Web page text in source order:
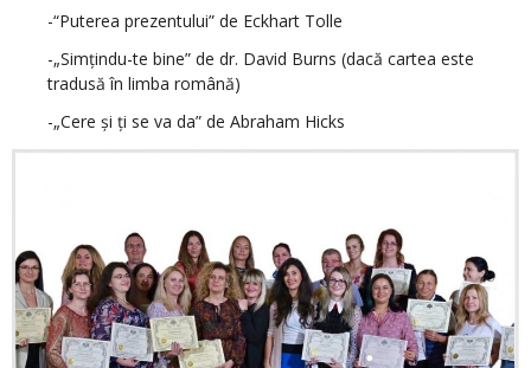
-“Puterea prezentului” de Eckhart Tolle
-„Simțindu-te bine” de dr. David Burns (dacă cartea este
tradusă în limba română)
-„Cere și ți se va da” de Abraham Hicks